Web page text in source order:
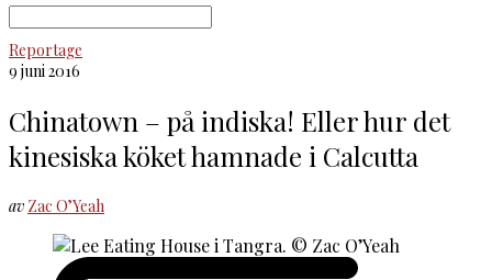
Search
Reportage
9 juni 2016
Chinatown – på indiska! Eller hur det
kinesiska köket hamnade i Calcutta
av Zac O’Yeah